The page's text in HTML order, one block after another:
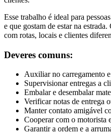
Esse trabalho é ideal para
e que gostam de estar na
com rotas, locais e clientes
Deveres comuns:
Auxiliar no carregamento
Supervisionar entregas a
Embalar e desembalar
Verificar notas de entrega
Manter contato amigável
Cooperar com o motorista
Garantir a ordem e a